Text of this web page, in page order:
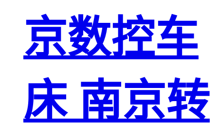
京数控车
床 南京转